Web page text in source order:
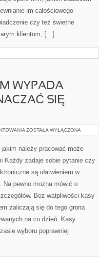
im całościowego
czy też świetne
klientom, […]
WYPADA
SIĘ
JAKIKOLWIEK
JAKIM
WYPADA
MA
ODZNACZAĆ
WADAMI
ZOSTAŁA WYŁĄCZONA
należy pracować może
Każdy zadaje sobie pytanie czy
są ułatwieniem w
pewno można mówić o
Bez wątpliwości kasy
zaliczają się do tego grona
na co dzień. Kasy
wyboru poprawniej